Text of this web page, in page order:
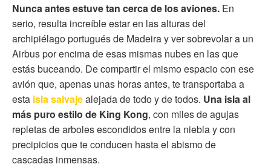
Nunca antes estuve tan cerca de los aviones. En
serio, resulta increíble estar en las alturas del
archipiélago portugués de Madeira y ver sobrevolar a un
Airbus por encima de esas mismas nubes en las que
estás buceando. De compartir el mismo espacio con ese
avión que, apenas unas horas antes, te transportaba a
esta isla salvajealejada de todo y de todos. Una isla al
más puro estilo de King Kong, con miles de agujas
repletas de arboles escondidos entre la niebla y con
precipicios que te conducen hasta el abismo de
cascadas inmensas.